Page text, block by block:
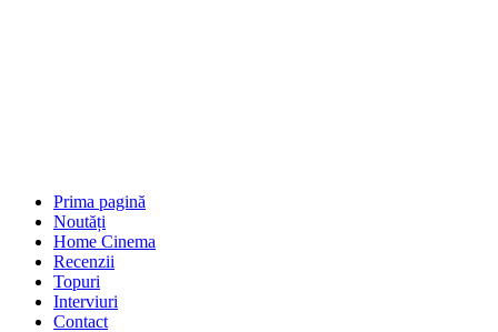
Prima pagină
Noutăți
Home Cinema
Recenzii
Topuri
Interviuri
Contact